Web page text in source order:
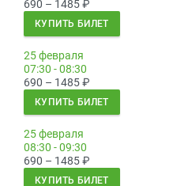
690 – 1485₽
КУПИТЬ БИЛЕТ
25 февраля
07:30 - 08:30
690 – 1485₽
КУПИТЬ БИЛЕТ
25 февраля
08:30 - 09:30
690 – 1485₽
КУПИТЬ БИЛЕТ